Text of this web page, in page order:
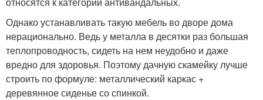
Однако устанавливать такую мебель во дворе дома
нерационально. Ведь у металла в десятки раз большая
теплопроводность, сидеть на нем неудобно и даже
вредно для здоровья. Поэтому дачную скамейку лучше
строить по формуле: металлический каркас +
деревянное сиденье со спинкой.